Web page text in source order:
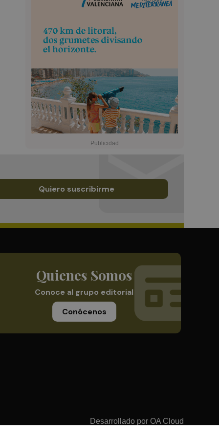
Quiero suscribirme
Quienes Somos
Conoce al grupo editorial
Conócenos
Desarrollado por OA Cloud